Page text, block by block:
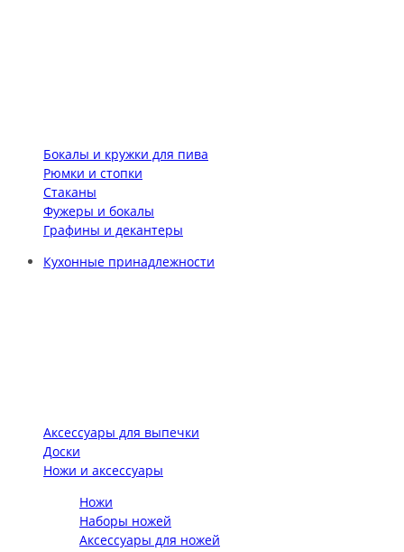
Бокалы и кружки для пива
Рюмки и стопки
Стаканы
Фужеры и бокалы
Графины и декантеры
Кухонные принадлежности
Аксессуары для выпечки
Доски
Ножи и аксессуары
Ножи
Наборы ножей
Аксессуары для ножей